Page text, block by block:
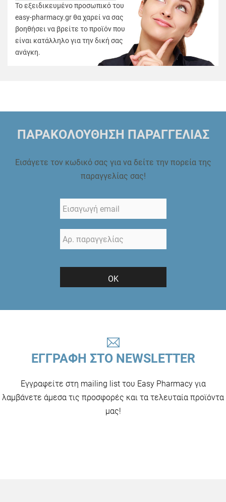
Το εξειδικευμένο προσωπικό του
easy-pharmacy.gr θα χαρεί να σας
βοηθήσει να βρείτε το προϊόν που
είναι κατάλληλο για την δική σας
ανάγκη.
ΠΑΡΑΚΟΛΟΥΘΗΣΗ ΠΑΡΑΓΓΕΛΙΑΣ
Εισάγετε τον κωδικό σας για να δείτε την πορεία της
παραγγελίας σας!
ΟΚ
ΕΓΓΡΑΦΗ ΣΤΟ NEWSLETTER
Εγγραφείτε στη mailing list του Easy Pharmacy για
λαμβάνετε άμεσα τις προσφορές και τα τελευταία προϊόντα
μας!